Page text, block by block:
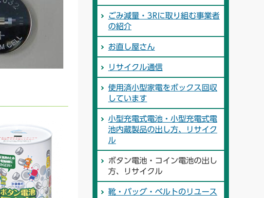
ごみ減量・3Rに取り組む事業者
の紹介
お直し屋さん
リサイクル通信
使用済小型家電をボックス回収
しています
小型充電式電池・小型充電式電
池内蔵製品の出し方、リサイク
ル
ボタン電池・コイン電池の出し
方、リサイクル
靴・バッグ・ベルトのリユース